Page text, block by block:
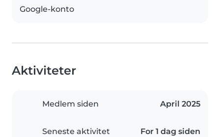
Google-konto
Aktiviteter
Medlem siden April 2025
Seneste aktivitet For 1 dag siden